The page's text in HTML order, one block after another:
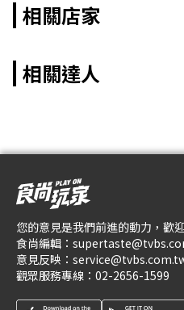
相關店家
相關達人
您的意見是我們前進的動力，歡
食尚編輯：
意見反映：
觀眾服務專線： 02-2656-1599